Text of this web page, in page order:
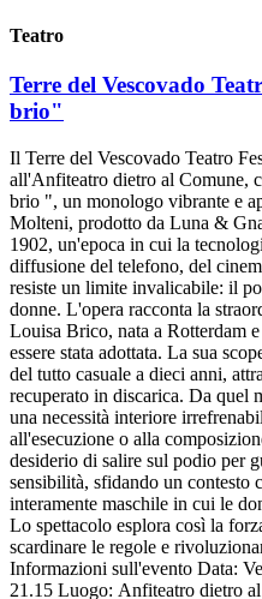
Teatro
Terre del Vescovado
brio"
Il Terre del Vescovado Teatro
all'Anfiteatro dietro al Comune,
brio ", un monologo vibrante e
Molteni, prodotto da Luna &
1902, un'epoca in cui la
diffusione del telefono, del
resiste un limite invalicabile: il
donne. L'opera racconta la
Louisa Brico, nata a Rotterdam
essere stata adottata. La sua
del tutto casuale a dieci anni,
recuperato in discarica. Da quel
una necessità interiore
all'esecuzione o alla
desiderio di salire sul podio per
sensibilità, sfidando un contesto
interamente maschile in cui le
Lo spettacolo esplora così la
scardinare le regole e
Informazioni sull'evento Data:
21.15 Luogo: Anfiteatro dietro